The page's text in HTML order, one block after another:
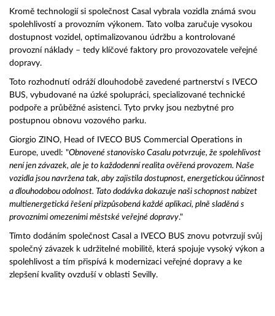
Kromě technologií si společnost Casal vybrala vozidla známá svou
spolehlivostí a provozním výkonem. Tato volba zaručuje vysokou
dostupnost vozidel, optimalizovanou údržbu a kontrolované
provozní náklady – tedy klíčové faktory pro provozovatele veřejné
dopravy.
Toto rozhodnutí odráží dlouhodobě zavedené partnerství s IVECO
BUS, vybudované na úzké spolupráci, specializované technické
podpoře a průběžné asistenci. Tyto prvky jsou nezbytné pro
postupnou obnovu vozového parku.
Giorgio ZINO, Head of IVECO BUS Commercial Operations in
Europe, uvedl: "Obnovené stanovisko Casalu potvrzuje, že spolehlivost
není jen závazek, ale je to každodenní realita ověřená provozem. Naše
vozidla jsou navržena tak, aby zajistila dostupnost, energetickou účinnost
a dlouhodobou odolnost. Tato dodávka dokazuje naši schopnost nabízet
multienergetická řešení přizpůsobená každé aplikaci, plně sladěná s
provozními omezeními městské veřejné dopravy."
Tímto dodáním společnost Casal a IVECO BUS znovu potvrzují svůj
společný závazek k udržitelné mobilitě, která spojuje vysoký výkon a
spolehlivost a tím přispívá k modernizaci veřejné dopravy a ke
zlepšení kvality ovzduší v oblasti Sevilly.